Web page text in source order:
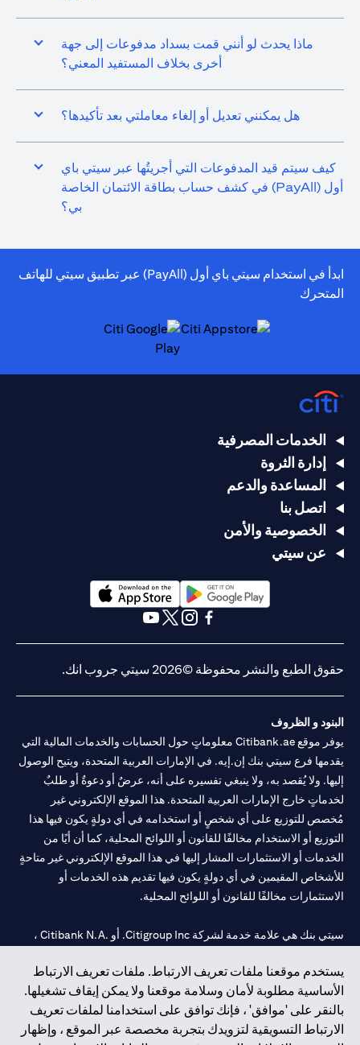
ماذا يحدث لو أنني قمت بسداد مدفوعات إلى جهة
أخرى بخلاف المستفيد المعني؟
هل يمكنني تعديل أو إلغاء معاملتي بعد تأكيدها؟
كيف سيتم قيد المدفوعات التي أجريتُها عبر سيتي باي
أول (PayAll) في كشف حساب بطاقة الائتمان الخاصة
بي؟
ابدأ في استخدام سيتي باي أول (PayAll) عبر تطبيق سيتي للهاتف
المتحرك
يستخدم موقعنا ملفات تعريف الارتباط. ملفات تعريف الارتباط
الأساسية مطلوبة لأمان وسلامة موقعنا ولا يمكن إيقاف تشغيلها.
بالنقر على 'موافق' ، فإنك توافق على استخدامنا لملفات تعريف
الارتباط التسويقية لتزويدك بتجربة مخصصة عبر الموقع ، وإظهار
الخدمات المصرفية
إدارة الثروة
المساعدة والدعم
اتصل بنا
الخصوصية والأمن
عن سيتي
(opens in a new tab)
حقوق الطبع والنشر محفوظة ©2026 سيتي جروب انك.
البنود و الظروف
يوفر موقع Citibank.ae معلوماتٍ حول الحسابات والخدمات المالية التي
يقدمها فرع سيتي بنك إن.إيه. في الإمارات العربية المتحدة، ويتيح الوصول
إليها. ولا يُقصد به، ولا ينبغي تفسيره على أنه، عرضٌ أو دعوةٌ أو طلبٌ
لخدماتٍ خارج الإمارات العربية المتحدة. هذا الموقع الإلكتروني غير
مُخصص للتوزيع على أي شخصٍ أو استخدامه في أي دولةٍ يكون فيها هذا
التوزيع أو الاستخدام مخالفًا للقانون أو اللوائح المحلية، كما أن أيًا من
الخدمات أو الاستثمارات المشار إليها في هذا الموقع الإلكتروني غير متاحةٍ
للأشخاص المقيمين في أي دولةٍ يكون فيها تقديم هذه الخدمات أو
الاستثمارات مخالفًا للقانون أو اللوائح المحلية.
سيتي بنك هي علامة خدمة لشركة Citigroup Inc. أو .Citibank N.A ،
سيتي بنك إن. إيه. الإمارات مسجل لدى مصرف الإمارات المركزي تحت
أرقام التراخيص 202563 لفرع الوصل في دبي، 531989 لفرع مول
الإمارات في دبي، وCN-1002019لفرع أبوظبي. هاتف: 4000 311 04.